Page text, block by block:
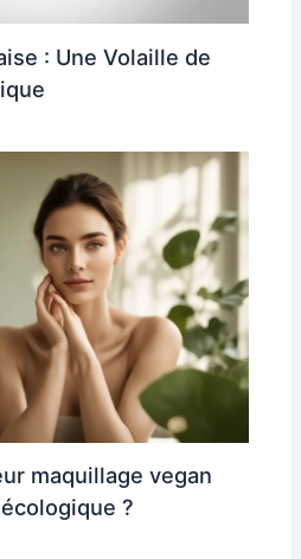
: Une Volaille de
maquillage vegan
?